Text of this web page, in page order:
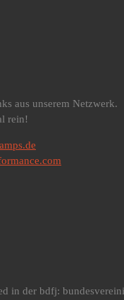
aus unserem Netzwerk.
rein!
in der bdfj: